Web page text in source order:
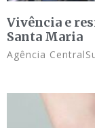
Vivência e
Santa Maria
Agência